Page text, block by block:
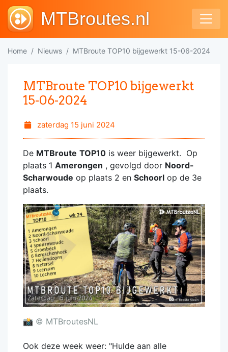
MTBroutes.nl
Home Nieuws MTBroute TOP10 bijgewerkt 15-06-2024
MTBroute TOP10 bijgewerkt
15-06-2024
zaterdag 15 juni 2024
De MTBroute TOP10 is weer bijgewerkt. Op
plaats 1 Amerongen , gevolgd door Noord-
Scharwoude op plaats 2 en Schoorl op de 3e
plaats.
📸 © MTBroutesNL
Ook deze week weer: "Hulde aan alle